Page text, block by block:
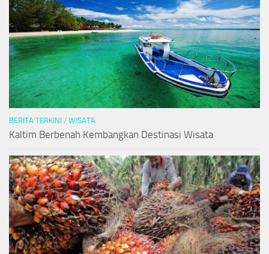
BERITA TERKINI / WISATA
Kaltim Berbenah Kembangkan Destinasi Wisata